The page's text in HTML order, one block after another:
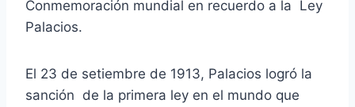
Conmemoración mundial en recuerdo a la Ley
Palacios.
El 23 de setiembre de 1913, Palacios logró la
sanción de la primera ley en el mundo que